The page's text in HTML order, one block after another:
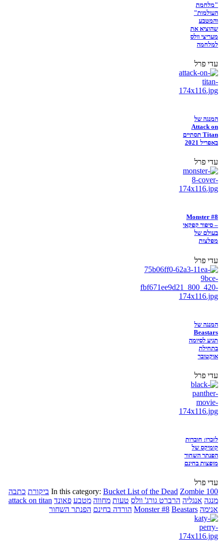
"מלחמת
העולמות"
והמטבע
שהוציא את
מעריצי וולס
למלחמה
עדי פרל
המנגה של
Attack on
Titan תסתיים
באפריל 2021
עדי פרל
Monster #8
– סיפור קפקאי
בעולם של
מפלצות
עדי פרל
המנגה של
Beastars
תגיע לסיומה
בתחילת
אוקטובר
עדי פרל
לזכרו: חוברות
קומיקס של
הפנתר השחור
מופצות בחינם
עדי פרל
In this category: Bucket List of the Dead Zombie 100 ביקורת כתבה
מנגה אנגליה הרברט גורג' וולס טעות מחווה מטבע פאונד attack on titan
אנימה
Monster #8 Beastars הורדה בחינם הפנתר השחור